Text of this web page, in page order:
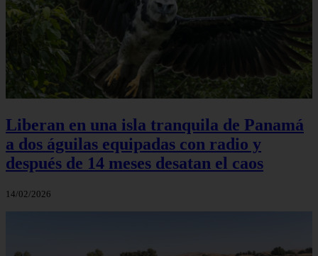
Liberan en una isla tranquila de Panamá
a dos águilas equipadas con radio y
después de 14 meses desatan el caos
14/02/2026